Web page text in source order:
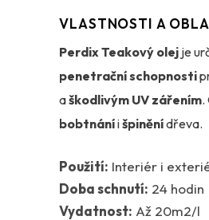
VLASTNOSTI A
Perdix Teakový olej je
penetrační schopnosti
aškodlivým UV zářením.
bobtnáníišpiněnídřeva.
Olej obsahujeúčinné
Pravidelným použitím
Použití: Interiér i
Doba schnutí: 24 hodin
Vydatnost: Až 20m2/l